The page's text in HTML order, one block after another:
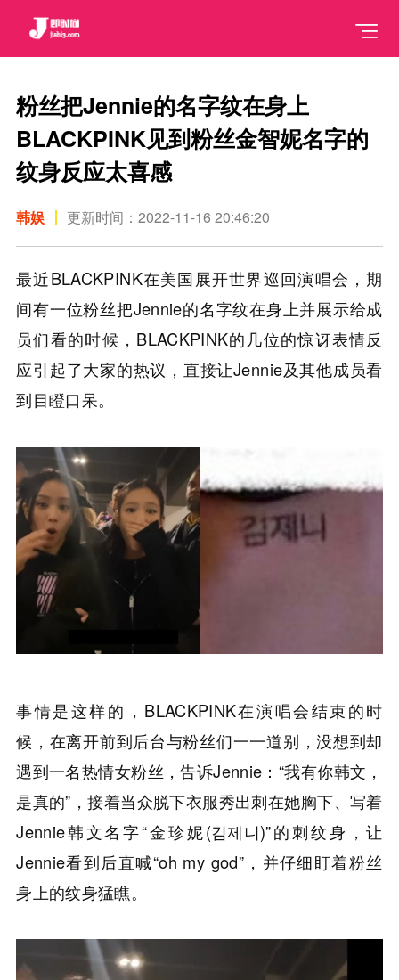
粉丝把Jennie的名字纹在身上
BLACKPINK见到粉丝金智妮名字的
纹身反应太喜感
韩娱 更新时间：2022-11-16 20:46:20
最近BLACKPINK在美国展开世界巡回演唱会，期
间有一位粉丝把Jennie的名字纹在身上并展示给成
员们看的时候，BLACKPINK的几位的惊讶表情反
应引起了大家的热议，直接让Jennie及其他成员看
到目瞪口呆。
事情是这样的，BLACKPINK在演唱会结束的时
候，在离开前到后台与粉丝们一一道别，没想到却
遇到一名热情女粉丝，告诉Jennie：“我有你韩文，
是真的”，接着当众脱下衣服秀出刺在她胸下、写着
Jennie韩文名字“金珍妮(김제니)”的刺纹身，让
Jennie看到后直喊“oh my god”，并仔细盯着粉丝
身上的纹身猛瞧。